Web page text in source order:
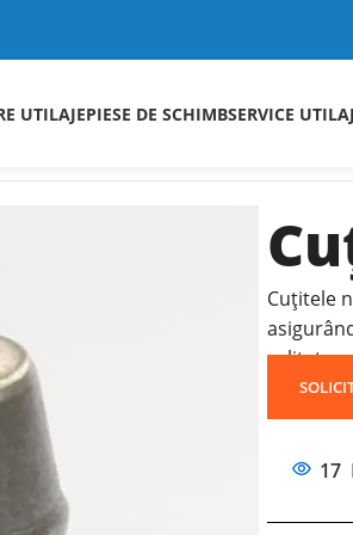
UTILAJEPIESE DE SCHIMBSERVICE
Cuțitele
calitate,
17